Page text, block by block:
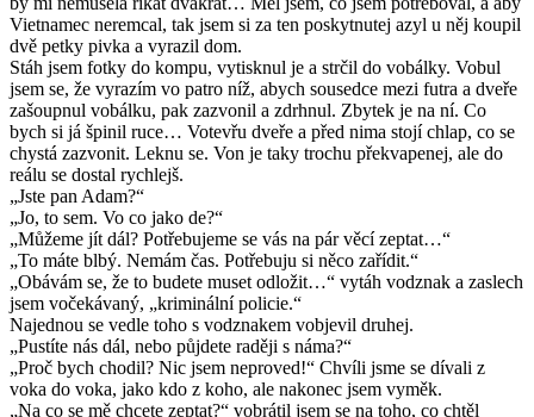
Vietnamec neremcal, tak jsem si za ten poskytnutej azyl u něj koupil
dvě petky pivka a vyrazil dom.
Stáh jsem fotky do kompu, vytisknul je a strčil do vobálky. Vobul
jsem se, že vyrazím vo patro níž, abych sousedce mezi futra a dveře
zašoupnul vobálku, pak zazvonil a zdrhnul. Zbytek je na ní. Co
bych si já špinil ruce… Votevřu dveře a před nima stojí chlap, co se
chystá zazvonit. Leknu se. Von je taky trochu překvapenej, ale do
reálu se dostal rychlejš.
„Jste pan Adam?“
„Jo, to sem. Vo co jako de?“
„Můžeme jít dál? Potřebujeme se vás na pár věcí zeptat…“
„To máte blbý. Nemám čas. Potřebuju si něco zařídit.“
„Obávám se, že to budete muset odložit…“ vytáh vodznak a zaslech
jsem vočekávaný, „kriminální policie.“
Najednou se vedle toho s vodznakem vobjevil druhej.
„Pustíte nás dál, nebo půjdete raději s náma?“
„Proč bych chodil? Nic jsem neproved!“ Chvíli jsme se dívali z
voka do voka, jako kdo z koho, ale nakonec jsem vyměk.
„Na co se mě chcete zeptat?“ vobrátil jsem se na toho, co chtěl